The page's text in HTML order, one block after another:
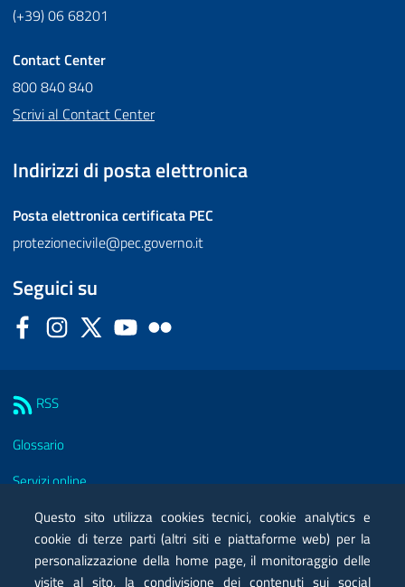
(+39) 06 68201
Contact Center
800 840 840
Scrivi al Contact Center
Indirizzi di posta elettronica
Posta elettronica certificata PEC
protezionecivile@pec.governo.it
Seguici su
FacebookInstagram
Twitter YouTube
RSS
Glossario
Servizi online
Moduli
Posta elettronica certificata PEC
Questo sito utilizza cookies tecnici, cookie analytics e
cookie di terze parti (altri siti e piattaforme web) per la
personalizzazione della home page, il monitoraggio delle
visite al sito, la condivisione dei contenuti sui social